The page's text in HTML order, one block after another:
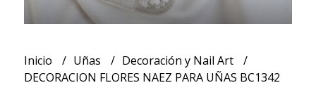
Inicio Uñas
Decoración y Nail Art
DECORACION FLORES NAEZ PARA UÑAS BC1342